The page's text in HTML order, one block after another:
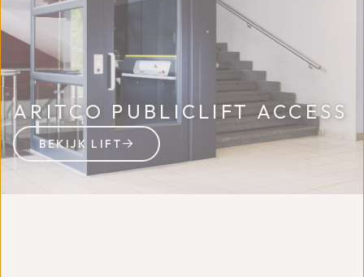
ARITCO PUBLICLIFT ACCESS
BEKIJK LIFT